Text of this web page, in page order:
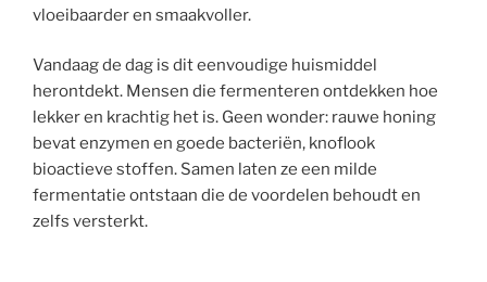
vloeibaarder en smaakvoller.
Vandaag de dag is dit eenvoudige huismiddel
herontdekt. Mensen die fermenteren ontdekken hoe
lekker en krachtig het is. Geen wonder: rauwe honing
bevat enzymen en goede bacteriën, knoflook
bioactieve stoffen. Samen laten ze een milde
fermentatie ontstaan die de voordelen behoudt en
zelfs versterkt.